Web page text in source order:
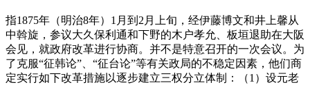
指1875年（明治8年）1月到2月上旬，经伊藤博文和井上馨从
中斡旋，参议大久保利通和下野的木户孝允、板垣退助在大阪
会见，就政府改革进行协商。并不是特意召开的一次会议。为
了克服“征韩论”、“征台论”等有关政局的不稳定因素，他们商
定实行如下改革措施以逐步建立三权分立体制：（1）设元老